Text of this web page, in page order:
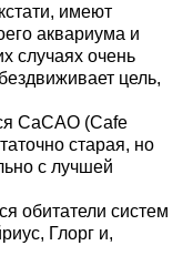
имеют
аквариума и
случаях очень
цель,
CaCAO (Cafe
старая, но
с лучшей
обитатели систем
Глорг и,